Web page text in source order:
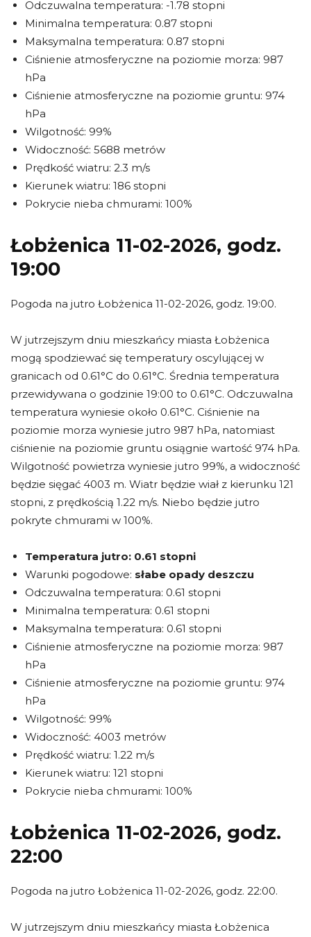
Odczuwalna temperatura: -1.78 stopni
Minimalna temperatura: 0.87 stopni
Maksymalna temperatura: 0.87 stopni
Ciśnienie atmosferyczne na poziomie morza: 987
hPa
Ciśnienie atmosferyczne na poziomie gruntu: 974
hPa
Wilgotność: 99%
Widoczność: 5688 metrów
Prędkość wiatru: 2.3 m/s
Kierunek wiatru: 186 stopni
Pokrycie nieba chmurami: 100%
Łobżenica 11-02-2026, godz.
19:00
Pogoda na jutro Łobżenica 11-02-2026, godz. 19:00.
W jutrzejszym dniu mieszkańcy miasta Łobżenica
mogą spodziewać się temperatury oscylującej w
granicach od 0.61°C do 0.61°C. Średnia temperatura
przewidywana o godzinie 19:00 to 0.61°C. Odczuwalna
temperatura wyniesie około 0.61°C. Ciśnienie na
poziomie morza wyniesie jutro 987 hPa, natomiast
ciśnienie na poziomie gruntu osiągnie wartość 974 hPa.
Wilgotność powietrza wyniesie jutro 99%, a widoczność
będzie sięgać 4003 m. Wiatr będzie wiał z kierunku 121
stopni, z prędkością 1.22 m/s. Niebo będzie jutro
pokryte chmurami w 100%.
Temperatura jutro: 0.61 stopni
Warunki pogodowe: słabe opady deszczu
Odczuwalna temperatura: 0.61 stopni
Minimalna temperatura: 0.61 stopni
Maksymalna temperatura: 0.61 stopni
Ciśnienie atmosferyczne na poziomie morza: 987
hPa
Ciśnienie atmosferyczne na poziomie gruntu: 974
hPa
Wilgotność: 99%
Widoczność: 4003 metrów
Prędkość wiatru: 1.22 m/s
Kierunek wiatru: 121 stopni
Pokrycie nieba chmurami: 100%
Łobżenica 11-02-2026, godz.
22:00
Pogoda na jutro Łobżenica 11-02-2026, godz. 22:00.
W jutrzejszym dniu mieszkańcy miasta Łobżenica